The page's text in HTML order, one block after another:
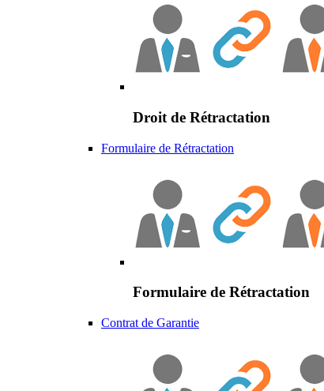
Droit de Rétractation
Formulaire de Rétractation
Formulaire de Rétractation
Contrat de Garantie